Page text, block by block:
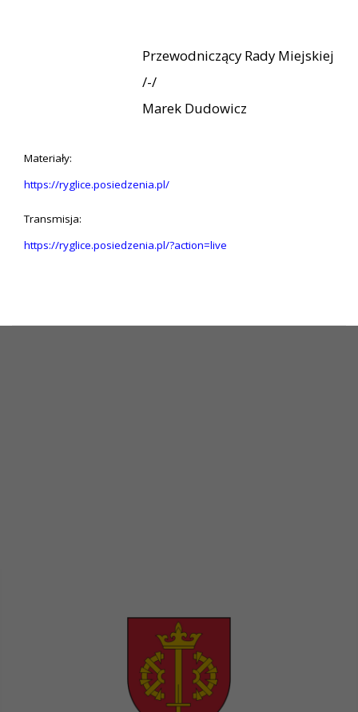
Przewodniczący Rady Miejskiej
/-/
Marek Dudowicz
Materiały:
https://ryglice.posiedzenia.pl/
Transmisja:
https://ryglice.posiedzenia.pl/?action=live